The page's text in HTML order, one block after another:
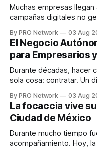
responder
Muchas empresas llegan
campañas digitales no
INTERIUS, el problema suele
una entrevista para el
marketing digital explicó
By PRO Network 03 Aug
El Negocio
para Empresarios
Durante décadas, hacer
sola cosa: contratar. Un
para los textos, alguien
para encontrar
llamadas y mensajes, y
By PRO Network 03 Aug
La focaccia vive
Ciudad de México
Durante mucho tiempo
acompañamiento. Hoy,